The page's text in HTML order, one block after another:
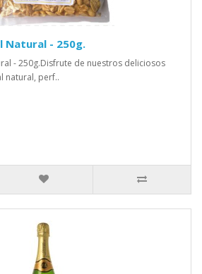
Natural - 250g.
- 250g.Disfrute de nuestros deliciosos
natural, perf..